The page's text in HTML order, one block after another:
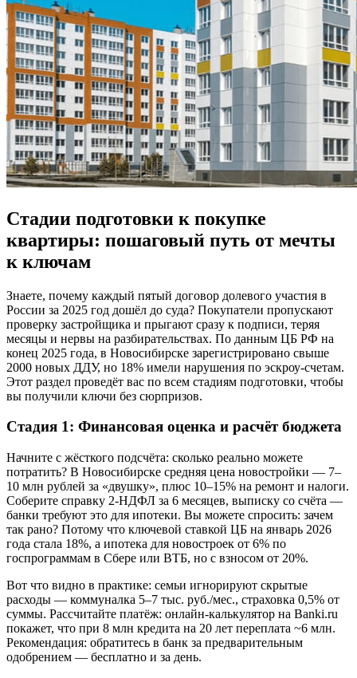
Стадии подготовки к покупке
квартиры: пошаговый путь от мечты
к ключам
Знаете, почему каждый пятый договор долевого участия в
России за 2025 год дошёл до суда? Покупатели пропускают
проверку застройщика и прыгают сразу к подписи, теряя
месяцы и нервы на разбирательствах. По данным ЦБ РФ на
конец 2025 года, в Новосибирске зарегистрировано свыше
2000 новых ДДУ, но 18% имели нарушения по эскроу-счетам.
Этот раздел проведёт вас по всем стадиям подготовки, чтобы
вы получили ключи без сюрпризов.
Стадия 1: Финансовая оценка и расчёт бюджета
Начните с жёсткого подсчёта: сколько реально можете
потратить? В Новосибирске средняя цена новостройки — 7–
10 млн рублей за «двушку», плюс 10–15% на ремонт и налоги.
Соберите справку 2-НДФЛ за 6 месяцев, выписку со счёта —
банки требуют это для ипотеки. Вы можете спросить: зачем
так рано? Потому что ключевой ставкой ЦБ на январь 2026
года стала 18%, а ипотека для новостроек от 6% по
госпрограммам в Сбере или ВТБ, но с взносом от 20%.
Вот что видно в практике: семьи игнорируют скрытые
расходы — коммуналка 5–7 тыс. руб./мес., страховка 0,5% от
суммы. Рассчитайте платёж: онлайн-калькулятор на Banki.ru
покажет, что при 8 млн кредита на 20 лет переплата ~6 млн.
Рекомендация: обратитесь в банк за предварительным
одобрением — бесплатно и за день.